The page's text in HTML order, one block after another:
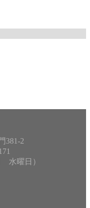
381-2
水曜日）